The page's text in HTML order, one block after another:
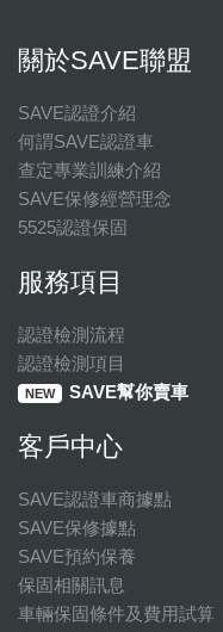
關於SAVE聯盟
SAVE認證介紹
何謂SAVE認證車
查定專業訓練介紹
SAVE保修經營理念
5525認證保固
服務項目
認證檢測流程
認證檢測項目
NEW SAVE幫你賣車
客戶中心
SAVE認證車商據點
SAVE保修據點
SAVE預約保養
保固相關訊息
車輛保固條件及費用試算